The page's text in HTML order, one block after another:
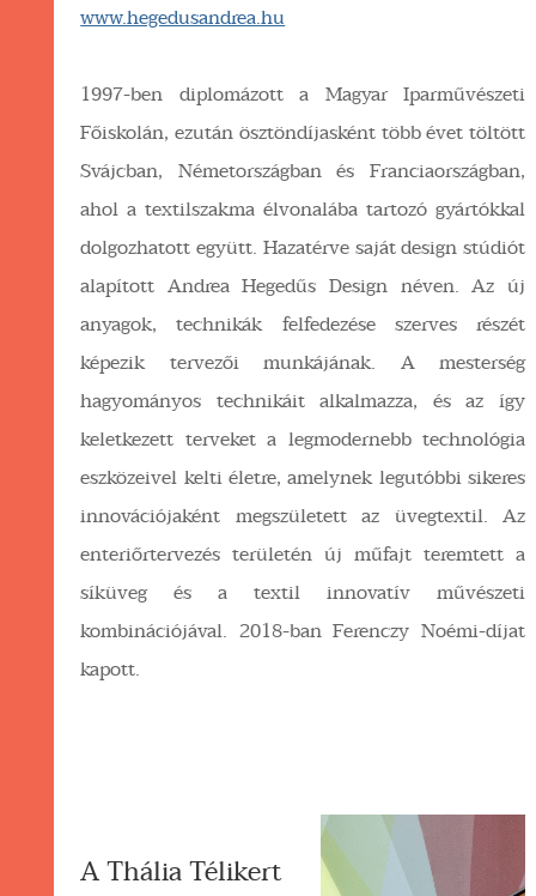
www.hegedusandrea.hu
1997-ben diplomázott a Magyar Iparművészeti
Főiskolán, ezután ösztöndíjasként több évet töltött
Svájcban, Németországban és Franciaországban,
ahol a textilszakma élvonalába tartozó gyártókkal
dolgozhatott együtt. Hazatérve saját design stúdiót
alapított Andrea Hegedűs Design néven. Az új
anyagok, technikák felfedezése szerves részét
képezik tervezői munkájának. A mesterség
hagyományos technikáit alkalmazza, és az így
keletkezett terveket a legmodernebb technológia
eszközeivel kelti életre, amelynek legutóbbi sikeres
innovációjaként megszületett az üvegtextil. Az
enteriőrtervezés területén új műfajt teremtett a
síküveg és a textil innovatív művészeti
kombinációjával. 2018-ban Ferenczy Noémi-díjat
kapott.
A Thália Télikert